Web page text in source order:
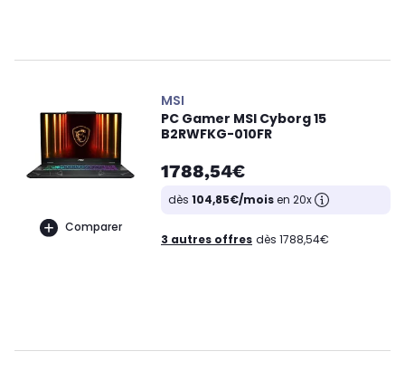
Comparer
MSI
PC Gamer MSI Cyborg 15
B2RWFKG-010FR
1788,54€
dès 104,85€/moisen 20x
3 autres offres dès 1788,54€